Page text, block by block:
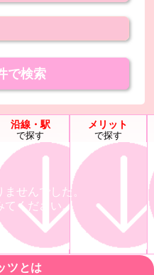
沿線・駅
で探す
メリット
で探す
で検索
せんでした。
てください。
ツとは